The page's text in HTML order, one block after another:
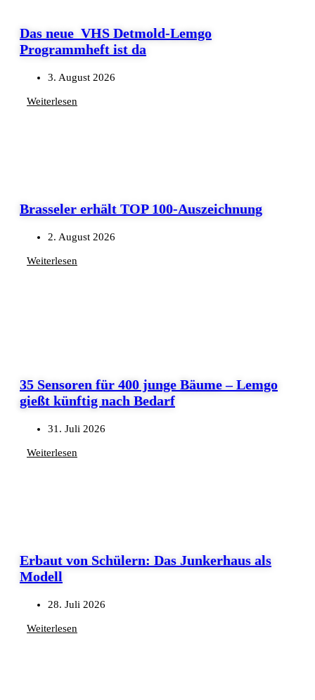
Das neue VHS Detmold-Lemgo
Programmheft ist da
3. August 2026
Weiterlesen
Brasseler erhält TOP 100-Auszeichnung
2. August 2026
Weiterlesen
35 Sensoren für 400 junge Bäume – Lemgo
gießt künftig nach Bedarf
31. Juli 2026
Weiterlesen
Erbaut von Schülern: Das Junkerhaus als
Modell
28. Juli 2026
Weiterlesen